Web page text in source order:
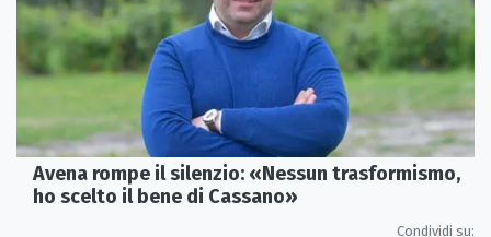
Avena rompe il silenzio: «Nessun trasformismo,
ho scelto il bene di Cassano»
Condividi su: